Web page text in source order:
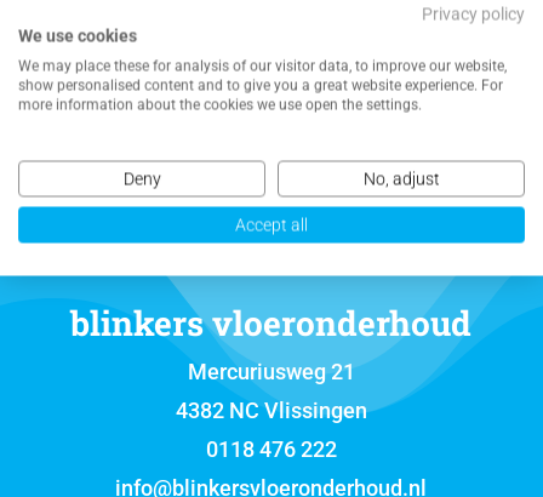
VRIJBLIJVENDE OFFERTE
blinkers vloeronderhoud
Mercuriusweg 21
4382 NC Vlissingen
0118 476 222
info@blinkersvloeronderhoud.nl
Privacy policy
We use cookies
We may place these for analysis of our visitor data, to improve our website,
show personalised content and to give you a great website experience. For
more information about the cookies we use open the settings.
Deny No, adjust
Accept all